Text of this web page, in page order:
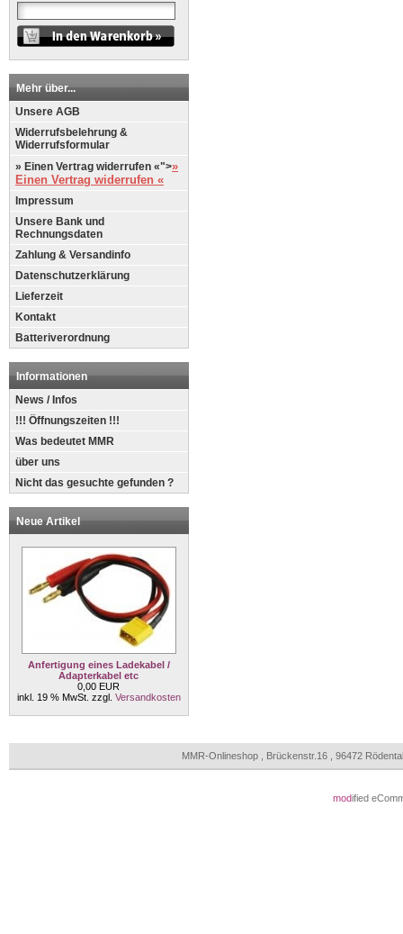
Mehr über...
Unsere AGB
Widerrufsbelehrung &
Widerrufsformular
» Einen Vertrag widerrufen «">»
Einen Vertrag widerrufen «
Impressum
Unsere Bank und
Rechnungsdaten
Zahlung & Versandinfo
Datenschutzerklärung
Lieferzeit
Kontakt
Batteriverordnung
Informationen
News / Infos
!!! Öffnungszeiten !!!
Was bedeutet MMR
über uns
Nicht das gesuchte gefunden ?
Neue Artikel
Anfertigung eines Ladekabel /
Adapterkabel etc
0,00 EUR
inkl. 19 % MwSt. zzgl. Versandkosten
MMR-Onlineshop , Brückenstr.16 , 96472
modified